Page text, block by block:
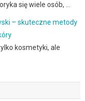
się wiele osób, …
– skuteczne metody
kosmetyki, ale